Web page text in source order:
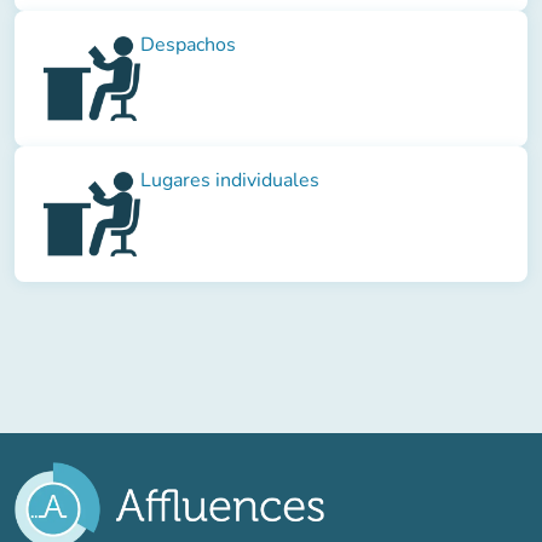
Despachos
Lugares individuales